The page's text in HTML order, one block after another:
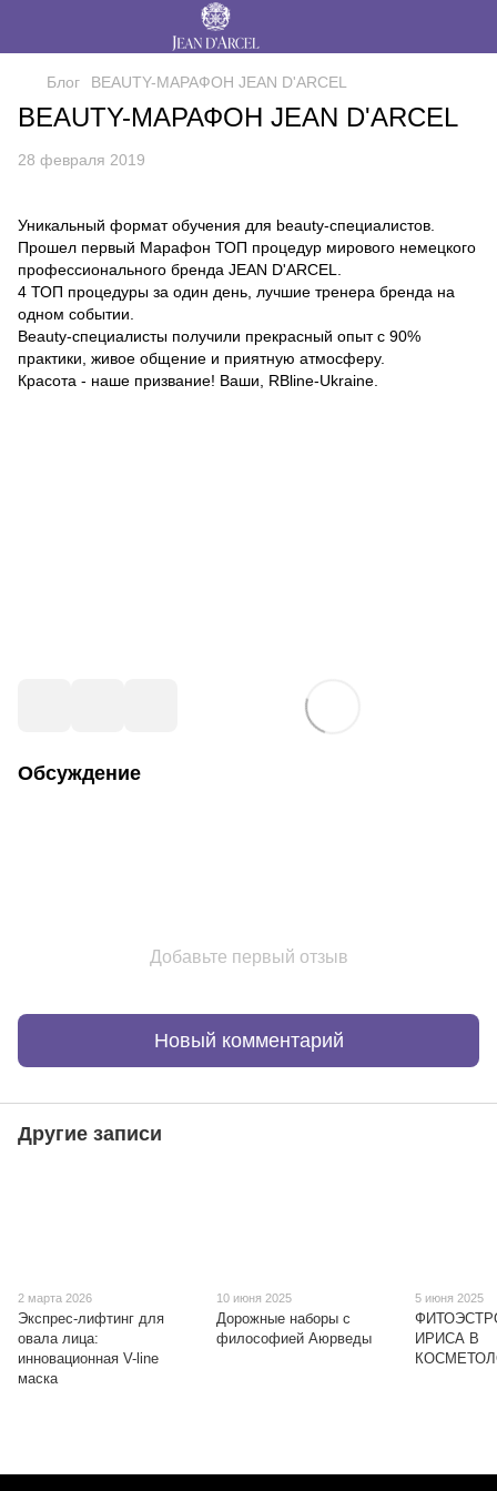
Блог BEAUTY-МАРАФОН JEAN D'ARCEL
BEAUTY-МАРАФОН JEAN D'ARCEL
28 февраля 2019
Уникальный формат обучения для beauty-специалистов.
Прошел первый Марафон ТОП процедур мирового немецкого
профессионального бренда JEAN D'ARCEL.
4 ТОП процедуры за один день, лучшие тренера бренда на
одном событии.
Beauty-специалисты получили прекрасный опыт с 90%
практики, живое общение и приятную атмосферу.
Красота - наше призвание! Ваши, RBline-Ukraine.
Обсуждение
Добавьте первый отзыв
Новый комментарий
Другие записи
2 марта 2026
Экспрес-лифтинг для
овала лица:
инновационная V-line
маска
10 июня 2025
Дорожные наборы с
философией Аюрведы
5 июня 2025
ИРИСА В